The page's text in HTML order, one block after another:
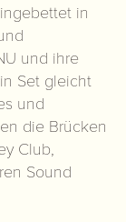
in
und ihre
Set gleicht
und
die Brücken
Club,
Sound